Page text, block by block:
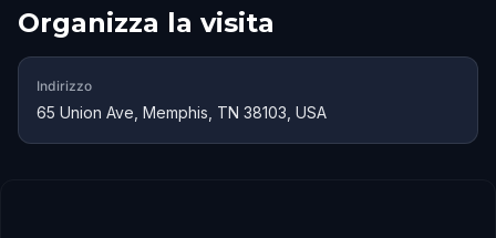
Organizza la visita
Indirizzo
65 Union Ave, Memphis, TN 38103, USA